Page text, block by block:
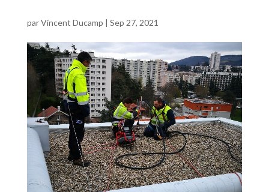
parVincent Ducamp | Sep 27, 2021